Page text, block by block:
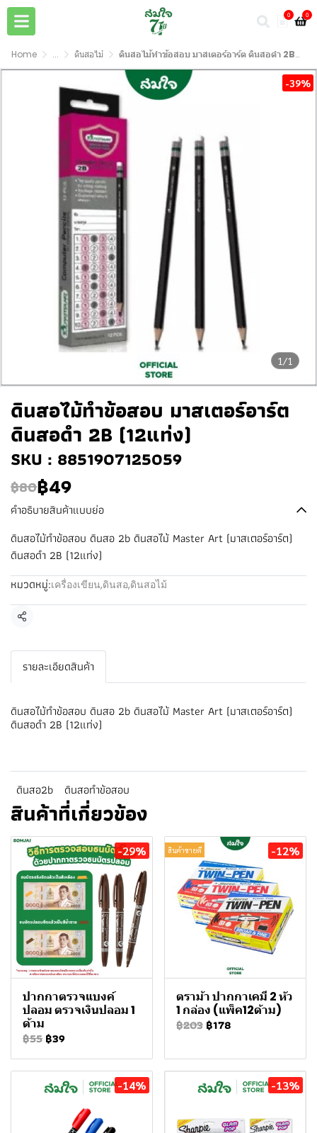
0 0
Home ... ดินสอไม้ ดินสอไม้ทําข้อสอบ มาสเตอร์อาร์ต ดินสอดำ 2B (12แท่ง)
1/1
-39%
ดินสอไม้ทําข้อสอบ มาสเตอร์อาร์ต
ดินสอดำ 2B (12แท่ง)
SKU : 8851907125059
฿80฿49
คำอธิบายสินค้าแบบย่อ
ดินสอไม้ทําข้อสอบ ดินสอ 2b ดินสอไม้ Master Art (มาสเตอร์อาร์ต)
ดินสอดำ 2B (12แท่ง)
หมวดหมู่:เครื่องเขียน,ดินสอ,ดินสอไม้
แชร์
รายละเอียดสินค้า
ดินสอไม้ทําข้อสอบ ดินสอ 2b ดินสอไม้ Master Art (มาสเตอร์อาร์ต)
ดินสอดำ 2B (12แท่ง)
ดินสอ2b ดินสอทำข้อสอบ
สินค้าที่เกี่ยวข้อง
-29%
ปากกาตรวจแบงค์
ปลอม ตรวจเงินปลอม 1
ด้าม
฿55 ฿39
สินค้าขายดี -12%
ตราม้า ปากกาเคมี 2 หัว
1 กล่อง (แพ็ค12ด้าม)
฿203 ฿178
-14% -13%